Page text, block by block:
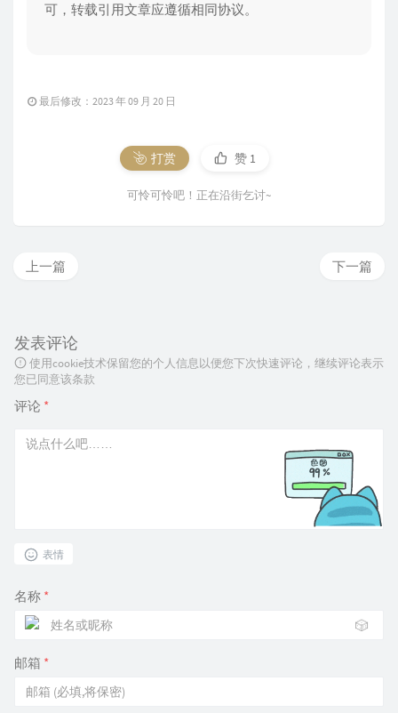
可，转载引用文章应遵循相同协议。
最后修改：2023 年 09 月 20 日
打赏 赞 1
可怜可怜吧！正在沿街乞讨~
下一篇
上一篇
发表评论
使用cookie技术保留您的个人信息以便您下次快速评论，继续评论表示
您已同意该条款
评论 *
表情
名称 *
🎲
邮箱 *